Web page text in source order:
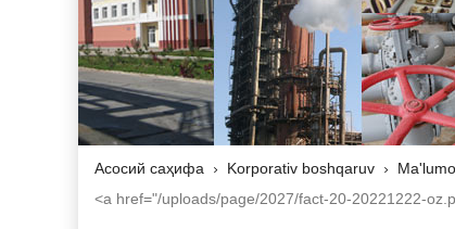
Асосий саҳифа Korporativ boshqaruv
<a href="/uploads/page/2027/fact-20-20221222-